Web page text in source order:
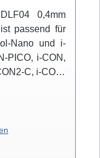
0,4mm
passend für
Nano und i-
PICO, i-CON,
C, i-CON-